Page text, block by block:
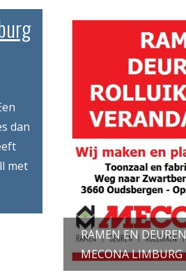
dan
met
RAMEN EN DEUREN
MECONA LIMBURG